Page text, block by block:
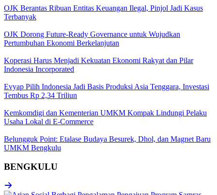
OJK Berantas Ribuan Entitas Keuangan Ilegal, Pinjol Jadi Kasus
Terbanyak
OJK Dorong Future-Ready Governance untuk Wujudkan
Pertumbuhan Ekonomi Berkelanjutan
Koperasi Harus Menjadi Kekuatan Ekonomi Rakyat dan Pilar
Indonesia Incorporated
Evyap Pilih Indonesia Jadi Basis Produksi Asia Tenggara, Investasi
Tembus Rp 2,34 Triliun
Kemkomdigi dan Kementerian UMKM Kompak Lindungi Pelaku
Usaha Lokal di E-Commerce
Belungguk Point: Etalase Budaya Besurek, Dhol, dan Magnet Baru
UMKM Bengkulu
BENGKULU